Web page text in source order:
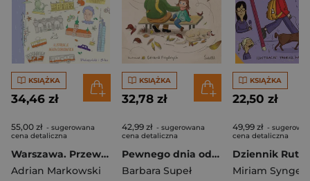
KSIĄŻKA
34,46 zł
55,00 zł - sugerowana
cena detaliczna
Warszawa. Przewodnik dla młodszych i starszych podróżników
Adrian Markowski
KSIĄŻKA
32,78 zł
42,99 zł - sugerowana
cena detaliczna
Pewnego dnia odwiedziłam dziadka
Barbara Supeł
KSIĄŻKA
22,50 zł
49,99 zł -
cena detaliczna
Dziennik Rut
Miriam Synger